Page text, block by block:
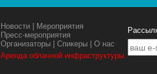
Новости
Мероприятия
Пресс-мероприятия
Организаторы |Спикеры |О нас
Аренда облачной инфраструктуры